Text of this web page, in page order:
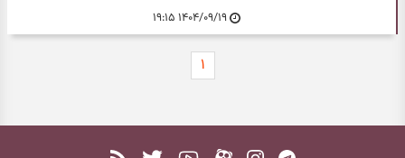
۱۴۰۴/۰۹/۱۹ ۱۹:۱۵
۱